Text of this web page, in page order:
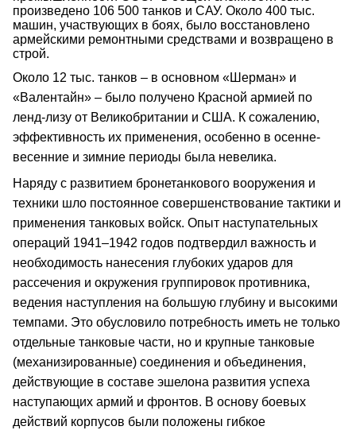
произведено 106 500 танков и САУ. Около 400 тыс.
машин, участвующих в боях, было восстановлено
армейскими ремонтными средствами и возвращено в
строй.
Около 12 тыс. танков – в основном «Шерман» и
«Валентайн» – было получено Красной армией по
ленд-лизу от Великобритании и США. К сожалению,
эффективность их применения, особенно в осенне-
весенние и зимние периоды была невелика.
Наряду с развитием бронетанкового вооружения и
техники шло постоянное совершенствование тактики и
применения танковых войск. Опыт наступательных
операций 1941–1942 годов подтвердил важность и
необходимость нанесения глубоких ударов для
рассечения и окружения группировок противника,
ведения наступления на большую глубину и высокими
темпами. Это обусловило потребность иметь не только
отдельные танковые части, но и крупные танковые
(механизированные) соединения и объединения,
действующие в составе эшелона развития успеха
наступающих армий и фронтов. В основу боевых
действий корпусов были положены гибкое